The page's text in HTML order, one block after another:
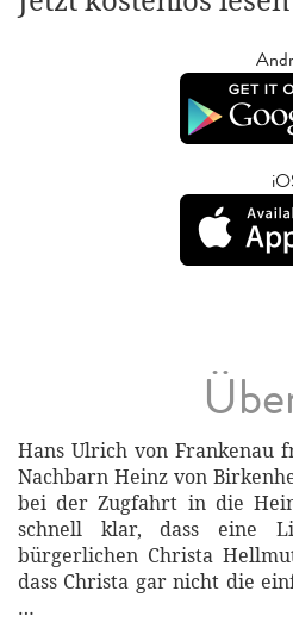
Hans Ulrich von Frankenau
Nachbarn Heinz von
bei der Zugfahrt in die
schnell klar, dass eine
bürgerlichen Christa
dass Christa gar nicht die
…